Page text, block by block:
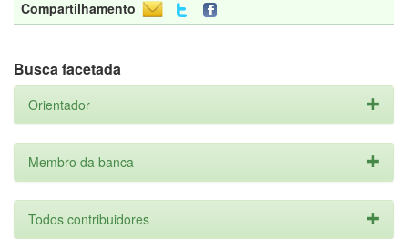
Compartilhamento
Busca facetada
Orientador
Membro da banca
Todos contribuidores